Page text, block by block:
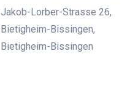
Jakob-Lorber-Strasse 26,
Bietigheim-Bissingen,
Bietigheim-Bissingen